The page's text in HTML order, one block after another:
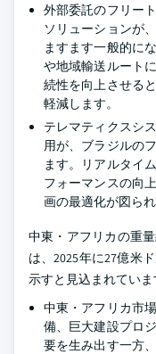
外部委託のフリー
ソリューションが
ますます一般的に
や地域輸送ルート
続性を向上させる
軽減します。
テレマティクスシ
用が、ブラジルの
ます。リアルタイ
フォーマンスの向
画の最適化が図られ
中東・アフリカの重
は、2025年に27億米
示すと見込まれていま
中東・アフリカ市
備、巨大建設プロ
要を生み出す一方